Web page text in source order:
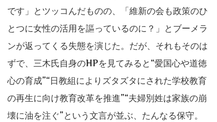
です」とツッコんだものの、「維新の会も政策のひ
とつに女性の活用を謳っているのに？」とブーメラ
ンが返ってくる失態を演じた。だが、それもそのは
ずで、三木氏自身のHPを見てみると“愛国心や道徳
心の育成”“日教組によりズタズタにされた学校教育
の再生に向け教育改革を推進”“夫婦別姓は家族の崩
壊に油を注ぐ”という文言が並ぶ、たんなる保守。